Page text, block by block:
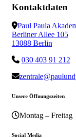
Kontaktdaten
Paul Paula
Berliner Allee 105
13088 Berlin
030 403 91 212
Unsere Öffnungszeiten
Montag – Freitag
Social Media